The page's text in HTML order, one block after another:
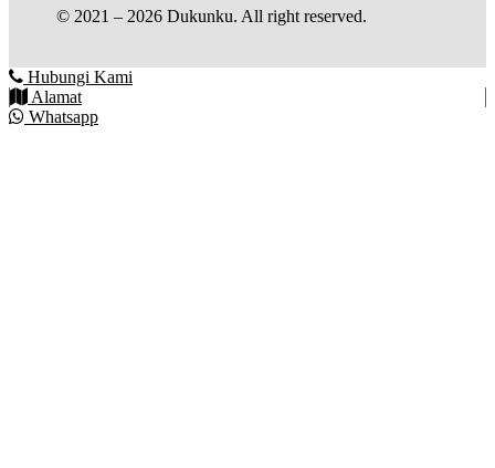
© 2021 – 2026 Dukunku. All right reserved.
Hubungi Kami
Alamat
Whatsapp